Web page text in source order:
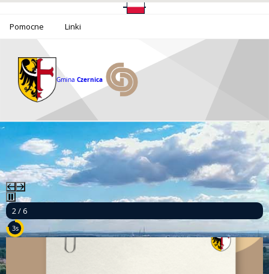
Pomocne Linki
Gmina Czernica
2 / 6
1s
Ponad milion złotych dla bezpieczeństwa mieszkańców Gminy Czernica!